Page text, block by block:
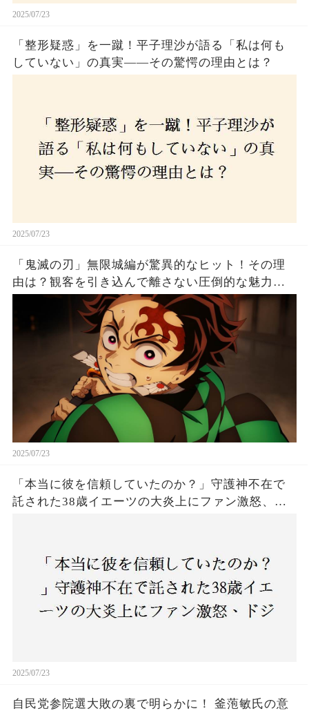
2025/07/23
「整形疑惑」を一蹴！平子理沙が語る「私は何も
していない」の真実——その驚愕の理由とは？
2025/07/23
「鬼滅の刃」無限城編が驚異的なヒット！その理
由は？観客を引き込んで離さない圧倒的な魅力と
2025/07/23
「本当に彼を信頼していたのか？」守護神不在で
託された38歳イエーツの大炎上にファン激怒、ド
2025/07/23
自民党参院選大敗の裏で明らかに！ 釜萢敏氏の意